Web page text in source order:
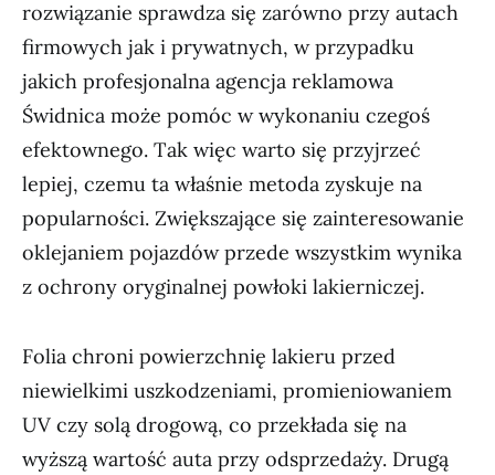
rozwiązanie sprawdza się zarówno przy autach
firmowych jak i prywatnych, w przypadku
jakich profesjonalna agencja reklamowa
Świdnica może pomóc w wykonaniu czegoś
efektownego. Tak więc warto się przyjrzeć
lepiej, czemu ta właśnie metoda zyskuje na
popularności. Zwiększające się zainteresowanie
oklejaniem pojazdów przede wszystkim wynika
z ochrony oryginalnej powłoki lakierniczej.
Folia chroni powierzchnię lakieru przed
niewielkimi uszkodzeniami, promieniowaniem
UV czy solą drogową, co przekłada się na
wyższą wartość auta przy odsprzedaży. Drugą